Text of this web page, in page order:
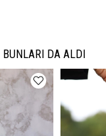
BUNLARI DA ALDI